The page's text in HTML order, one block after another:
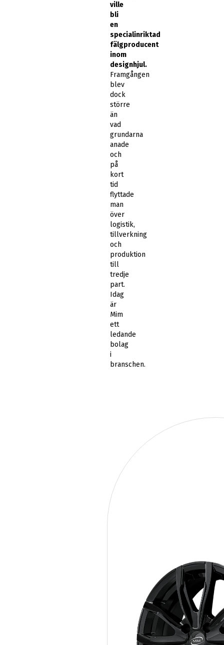
ville
bli
en
specialinriktad
fälgproducent
inom
designhjul.
Framgången
blev
dock
större
än
vad
grundarna
anade
och
på
kort
tid
flyttade
man
över
logistik,
tillverkning
och
produktion
till
tredje
part.
Idag
är
Mim
ett
ledande
bolag
i
branschen.